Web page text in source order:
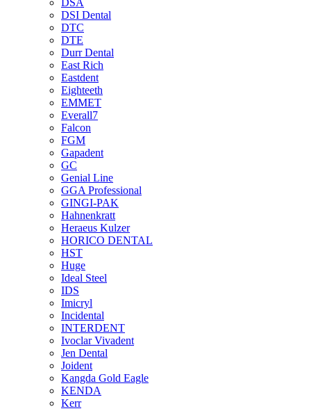
DSA
DSI Dental
DTC
DTE
Durr Dental
East Rich
Eastdent
Eighteeth
EMMET
Everall7
Falcon
FGM
Gapadent
GC
Genial Line
GGA Professional
GINGI-PAK
Hahnenkratt
Heraeus Kulzer
HORICO DENTAL
HST
Huge
Ideal Steel
IDS
Imicryl
Incidental
INTERDENT
Ivoclar Vivadent
Jen Dental
Joident
Kangda Gold Eagle
KENDA
Kerr